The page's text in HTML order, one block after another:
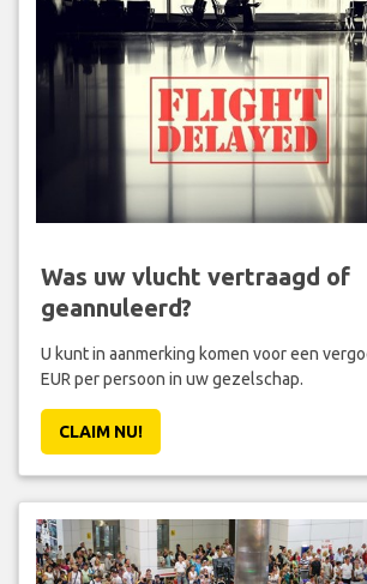
Was uw vlucht vertraagd of
geannuleerd?
U kunt in aanmerking komen voor een
EUR per persoon in uw gezelschap.
CLAIM NU!